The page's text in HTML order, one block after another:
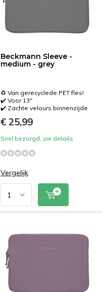
Beckmann Sleeve -
medium - grey
♻️ Van gerecyclede PET fles!
✔️ Voor 13"
✔️ Zachte velours binnenzijde
€ 25,99
Snel bezorgd, zie details
Vergelijk